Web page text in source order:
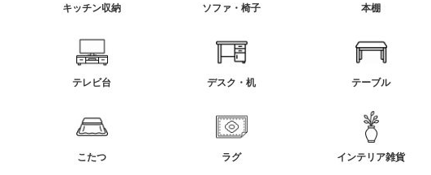
キッチン収納 ソファ・椅子 本棚
テレビ台 デスク・机 テーブル
こたつ ラグ インテリア雑貨